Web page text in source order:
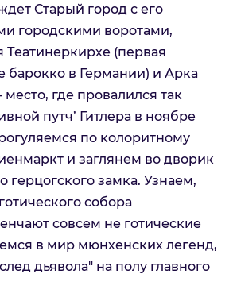
Старый город с его
городскими воротами,
Театинеркирхе (первая
барокко в Германии) и Арка
где провалился так
путч’ Гитлера в ноябре
по колоритному
и заглянем во дворик
герцогского замка. Узнаем,
собора
совсем не готические
в мир мюнхенских легенд,
дьявола" на полу главного